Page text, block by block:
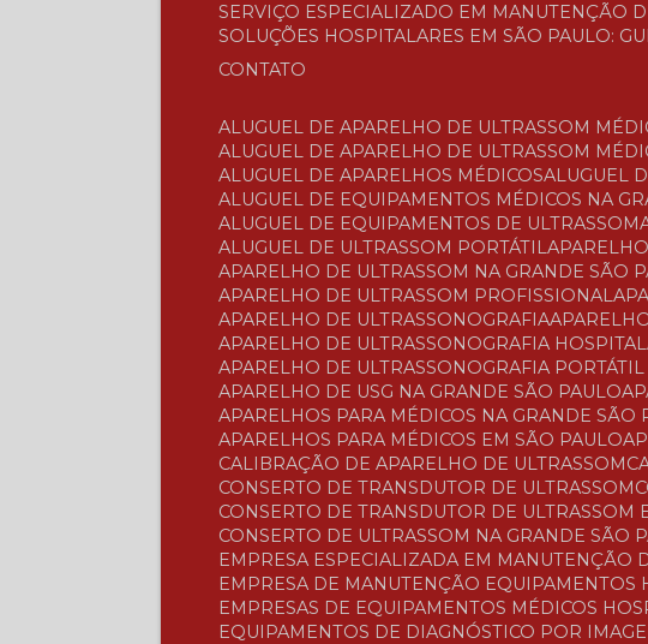
SERVIÇO ESPECIALIZADO EM MANUTENÇÃO
SOLUÇÕES HOSPITALARES EM SÃO PAULO:
CONTATO
ALUGUEL DE APARELHO DE ULTRASSOM
ALUGUEL DE APARELHO DE ULTRASSOM
ALUGUEL DE APARELHOS MÉDICOS
ALUGUEL
ALUGUEL DE EQUIPAMENTOS MÉDICOS NA
ALUGUEL DE EQUIPAMENTOS DE ULTRASSOM
ALUGUEL DE ULTRASSOM PORTÁTIL
APARELHO DE ULTRASSOM NA GRANDE SÃO
APARELHO DE ULTRASSOM PROFISSIONAL
APARELHO DE ULTRASSONOGRAFIA
APARELHO DE ULTRASSONOGRAFIA
APARELHO DE ULTRASSONOGRAFIA
APARELHO DE USG NA GRANDE SÃO PAULO
APARELHOS PARA MÉDICOS NA GRANDE SÃO
APARELHOS PARA MÉDICOS EM SÃO PAULO
CALIBRAÇÃO DE APARELHO DE ULTRASSOM
CONSERTO DE TRANSDUTOR DE ULTRASSOM
CONSERTO DE TRANSDUTOR DE ULTRASSOM
CONSERTO DE ULTRASSOM NA GRANDE SÃO
EMPRESA ESPECIALIZADA EM MANUTENÇÃO
EMPRESA DE MANUTENÇÃO EQUIPAMENTOS
EMPRESAS DE EQUIPAMENTOS MÉDICOS
EQUIPAMENTOS DE DIAGNÓSTICO POR